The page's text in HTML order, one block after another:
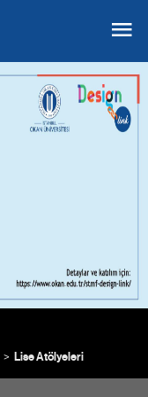
Lise Atölyeleri